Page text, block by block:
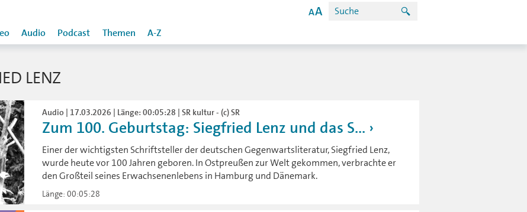
Audio Podcast Themen A-Z
LENZ
Audio | 17.03.2026 | Länge: 00:05:28 | SR kultur - (c) SR
Zum 100. Geburtstag: Siegfried Lenz und das S...
Einer der wichtigsten Schriftsteller der deutschen Gegenwartsliteratur, Siegfried Lenz,
wurde heute vor 100 Jahren geboren. In Ostpreußen zur Welt gekommen, verbrachte er
den Großteil seines Erwachsenenlebens in Hamburg und Dänemark.
Länge: 00:05:28